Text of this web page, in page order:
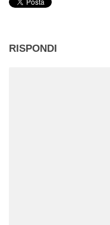
RISPONDI